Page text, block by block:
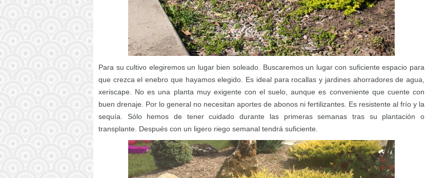
Para su cultivo elegiremos un lugar bien soleado. Buscaremos un lugar con suficiente espacio para
que crezca el enebro que hayamos elegido. Es ideal para rocallas y jardines ahorradores de agua,
xeriscape. No es una planta muy exigente con el suelo, aunque es conveniente que cuente con
buen drenaje. Por lo general no necesitan aportes de abonos ni fertilizantes. Es resistente al frío y la
sequía. Sólo hemos de tener cuidado durante las primeras semanas tras su plantación o
transplante. Después con un ligero riego semanal tendrá suficiente.